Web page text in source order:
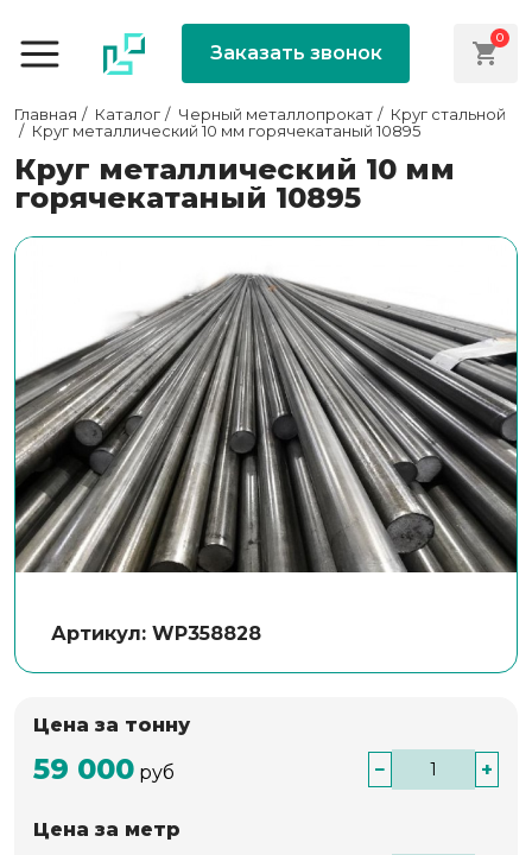
Заказать звонок
0
Главная Каталог Черный металлопрокат
Круг стальной
Круг металлический 10 мм горячекатаный 10895
Круг металлический 10 мм
горячекатаный 10895
Артикул: WP358828
Цена за тонну
59 000 руб − +
Цена за метр